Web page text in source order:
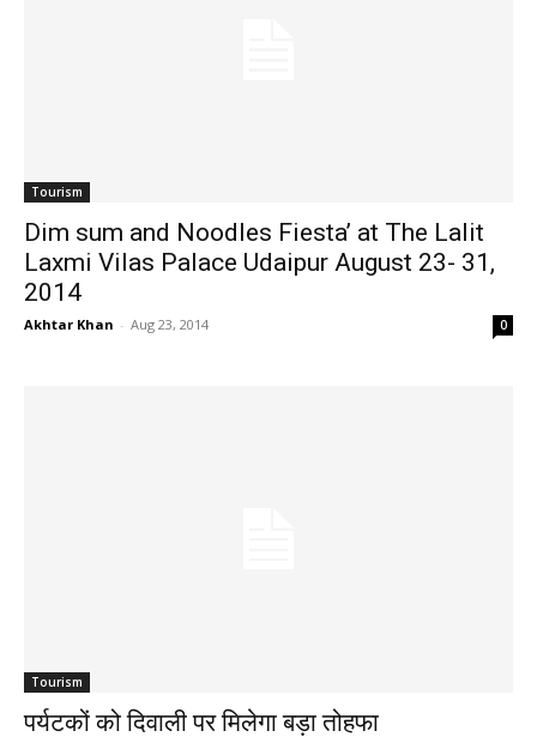
Tourism
Dim sum and Noodles Fiesta’ at The Lalit
Laxmi Vilas Palace Udaipur August 23- 31,
2014
Akhtar Khan - Aug 23, 2014 0
Tourism
पर्यटकों को दिवाली पर मिलेगा बड़ा तोहफा